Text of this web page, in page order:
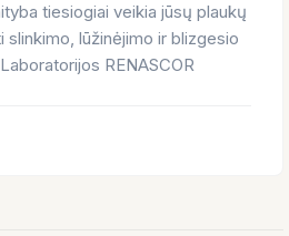
tiesiogiai veikia jūsų plaukų
lūžinėjimo ir blizgesio
RENASCOR